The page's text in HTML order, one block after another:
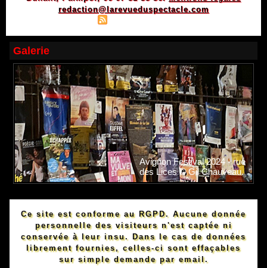
redaction@larevueduspectacle.com
Galerie
Avignon Festival 2024 - rue
des Lices © Gil Chauveau.
Ce site est conforme au RGPD. Aucune donnée
personnelle des visiteurs n'est captée ni
conservée à leur insu. Dans le cas de données
librement fournies, celles-ci sont effaçables
sur simple demande par email.